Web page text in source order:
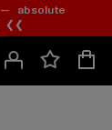
absolute
❮❮